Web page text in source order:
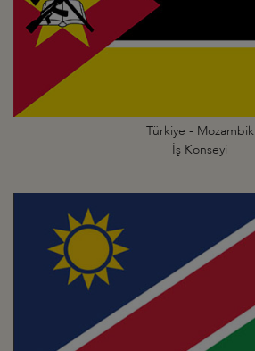
Türkiye - Mozambik
İş Konseyi